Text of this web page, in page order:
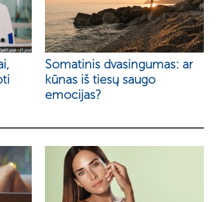
Somatinis dvasingumas: ar
kūnas iš tiesų saugo
emocijas?